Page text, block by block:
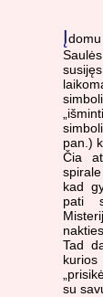
Į
pan.)
Čia
kad
pati
Tad
su